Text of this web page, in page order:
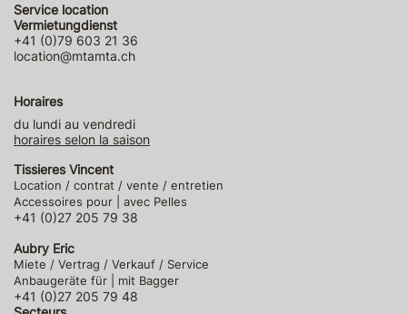
Service location
Vermietungdienst
+41 (0)79 603 21 36
location@mtamta.ch
Horaires
du lundi au vendredi
horaires selon la saison
Tissieres Vincent
Location / contrat / vente / entretien
Accessoires pour | avec Pelles
+41 (0)27 205 79 38
Aubry Eric
Miete / Vertrag / Verkauf / Service
Anbaugeräte für | mit Bagger
+41 (0)27 205 79 48